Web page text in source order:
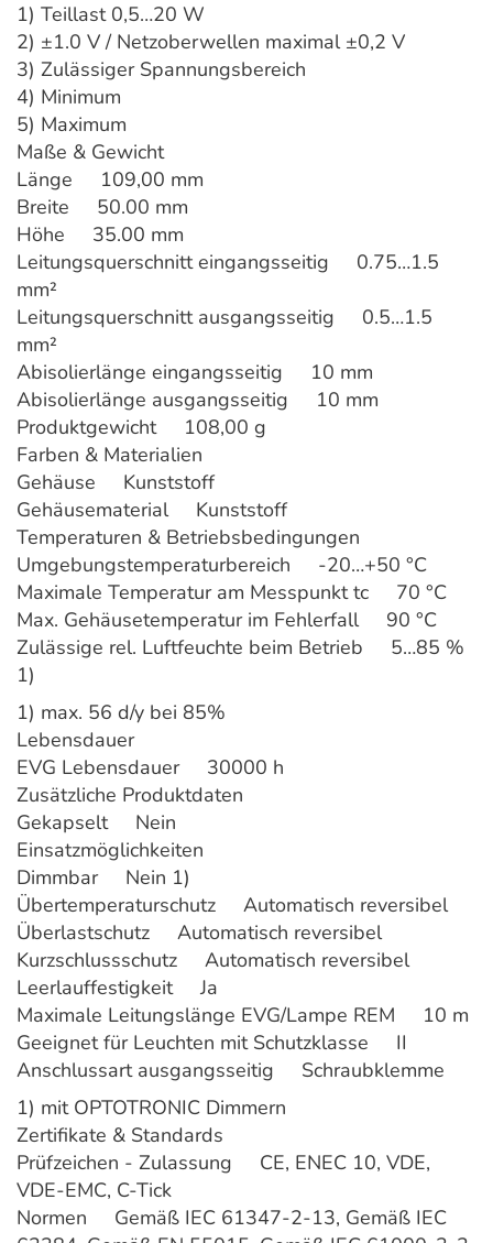
1) Teillast 0,5…20 W
2) ±1.0 V / Netzoberwellen maximal ±0,2 V
3) Zulässiger Spannungsbereich
4) Minimum
5) Maximum
Maße & Gewicht
Länge 109,00 mm
Breite 50.00 mm
Höhe 35.00 mm
Leitungsquerschnitt eingangsseitig 0.75…1.5
mm²
Leitungsquerschnitt ausgangsseitig 0.5…1.5
mm²
Abisolierlänge eingangsseitig 10 mm
Abisolierlänge ausgangsseitig 10 mm
Produktgewicht 108,00 g
Farben & Materialien
Gehäuse Kunststoff
Gehäusematerial Kunststoff
Temperaturen & Betriebsbedingungen
Umgebungstemperaturbereich -20…+50 °C
Maximale Temperatur am Messpunkt tc 70 °C
Max. Gehäusetemperatur im Fehlerfall 90 °C
Zulässige rel. Luftfeuchte beim Betrieb 5…85 %
1)
1) max. 56 d/y bei 85%
Lebensdauer
EVG Lebensdauer 30000 h
Zusätzliche Produktdaten
Gekapselt Nein
Einsatzmöglichkeiten
Dimmbar Nein 1)
Übertemperaturschutz Automatisch reversibel
Überlastschutz Automatisch reversibel
Kurzschlussschutz Automatisch reversibel
Leerlauffestigkeit Ja
Maximale Leitungslänge EVG/Lampe REM 10 m
Geeignet für Leuchten mit Schutzklasse II
Anschlussart ausgangsseitig Schraubklemme
1) mit OPTOTRONIC Dimmern
Zertifikate & Standards
Prüfzeichen - Zulassung CE, ENEC 10, VDE,
VDE-EMC, C-Tick
Normen Gemäß IEC 61347-2-13, Gemäß IEC